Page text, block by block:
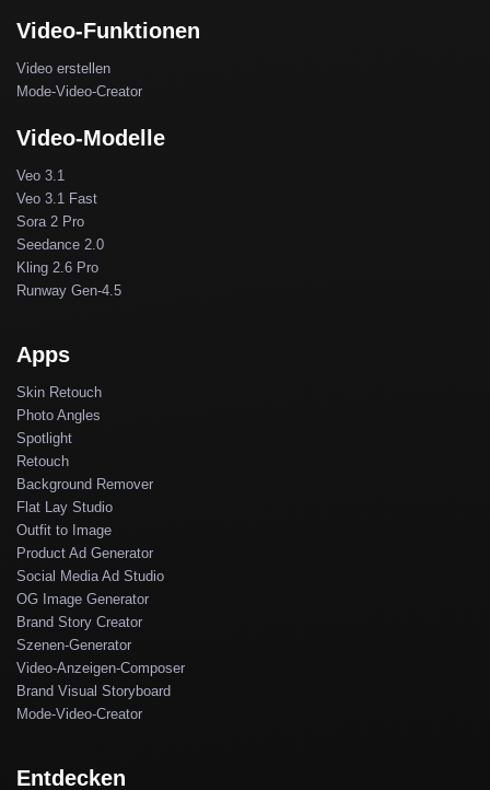
Video-Funktionen
Video erstellen
Mode-Video-Creator
Video-Modelle
Veo 3.1
Veo 3.1 Fast
Sora 2 Pro
Seedance 2.0
Kling 2.6 Pro
Runway Gen-4.5
Apps
Skin Retouch
Photo Angles
Spotlight
Retouch
Background Remover
Flat Lay Studio
Outfit to Image
Product Ad Generator
Social Media Ad Studio
OG Image Generator
Brand Story Creator
Szenen-Generator
Video-Anzeigen-Composer
Brand Visual Storyboard
Mode-Video-Creator
Entdecken